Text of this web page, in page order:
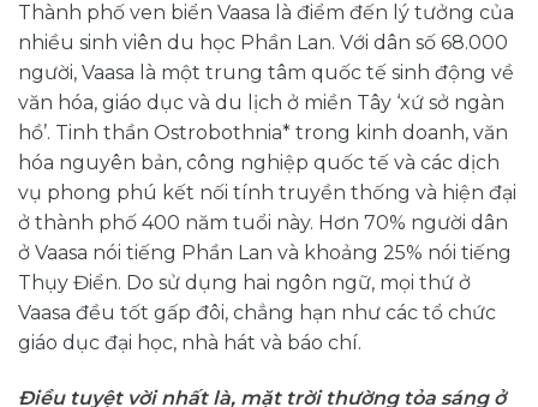
Thành phố ven biển Vaasa là điểm đến lý tưởng của
nhiều sinh viên du học Phần Lan. Với dân số 68.000
người, Vaasa là một trung tâm quốc tế sinh động về
văn hóa, giáo dục và du lịch ở miền Tây ‘xứ sở ngàn
hồ’. Tinh thần Ostrobothnia* trong kinh doanh, văn
hóa nguyên bản, công nghiệp quốc tế và các dịch
vụ phong phú kết nối tính truyền thống và hiện đại
ở thành phố 400 năm tuổi này. Hơn 70% người dân
ở Vaasa nói tiếng Phần Lan và khoảng 25% nói tiếng
Thụy Điển. Do sử dụng hai ngôn ngữ, mọi thứ ở
Vaasa đều tốt gấp đôi, chẳng hạn như các tổ chức
giáo dục đại học, nhà hát và báo chí.
Điều tuyệt vời nhất là, mặt trời thường tỏa sáng ở